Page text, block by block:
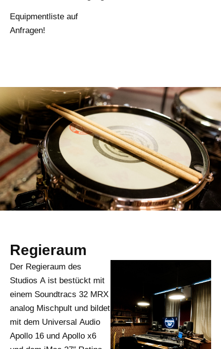
Equipmentliste auf
Anfragen!
Regieraum
Der Regieraum des
Studios A ist bestückt mit
einem Soundtracs 32 MRX
analog Mischpult und bildet
mit dem Universal Audio
Apollo 16 und Apollo x6